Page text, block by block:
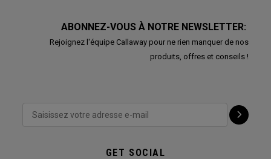
ABONNEZ-VOUS À NOTRE NEWSLETTER:
Rejoignez l'équipe Callaway pour ne rien manquer de nos
produits, offres et conseils !
GET SOCIAL